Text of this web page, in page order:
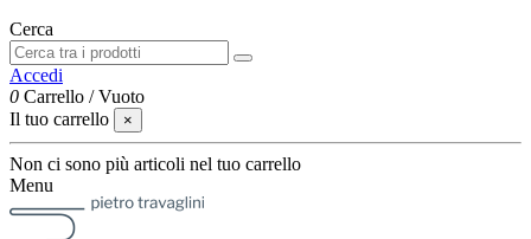
Cerca
Accedi
0 Carrello /Vuoto
Il tuo carrello
×
Non ci sono più articoli nel tuo carrello
Menu